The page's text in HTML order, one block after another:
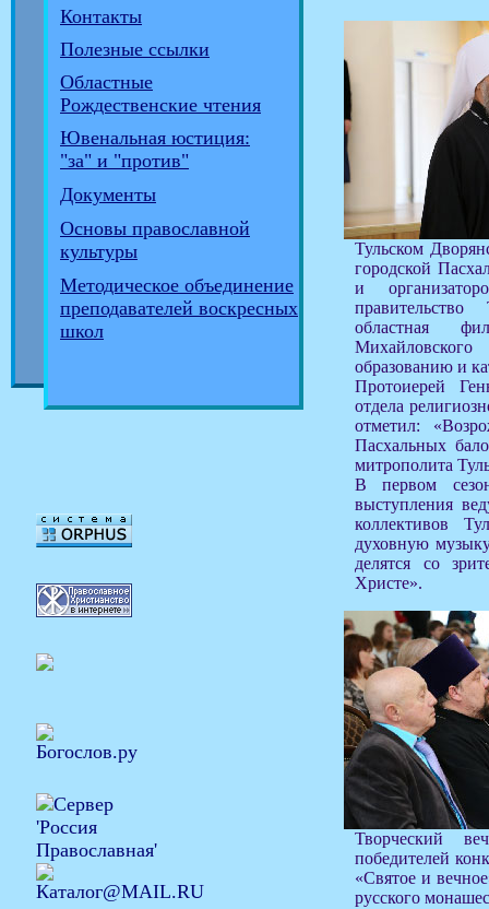
Контакты
Полезные ссылки
Областные
Рождественские чтения
Ювенальная юстиция:
"за" и "против"
Документы
Основы православной
культуры
Методическое объединение
преподавателей воскресных
школ
Тульском
городской
и
правительство
областная
образованию и
Протоиерей
отдела
отметил:
Пасхальных
митрополита
В первом
выступления
коллективов
духовную
делятся со
Христе».
Творческий
победителей
«Святое и
русского